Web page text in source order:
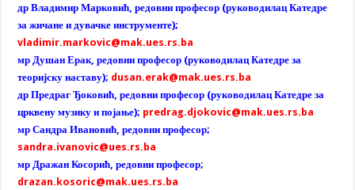
др Владимир Марковић, редовни професор (руководилац Катедре
за жичане и дувачке инструменте);
vladimir.markovic@mak.ues.rs.ba
мр Душан Ерак, редовни професор (руководилац Катедре за
теоријску наставу); dusan.erak@mak.ues.rs.ba
др Предраг Ђоковић, редовни професор (руководилац Катедре за
црквену музику и појање); predrag.djokovic@mak.ues.rs.ba
мр Сандра Ивановић, редовни професор;
sandra.ivanovic@ues.rs.ba
мр Дражан Косорић, редовни професор;
drazan.kosoric@mak.ues.rs.ba